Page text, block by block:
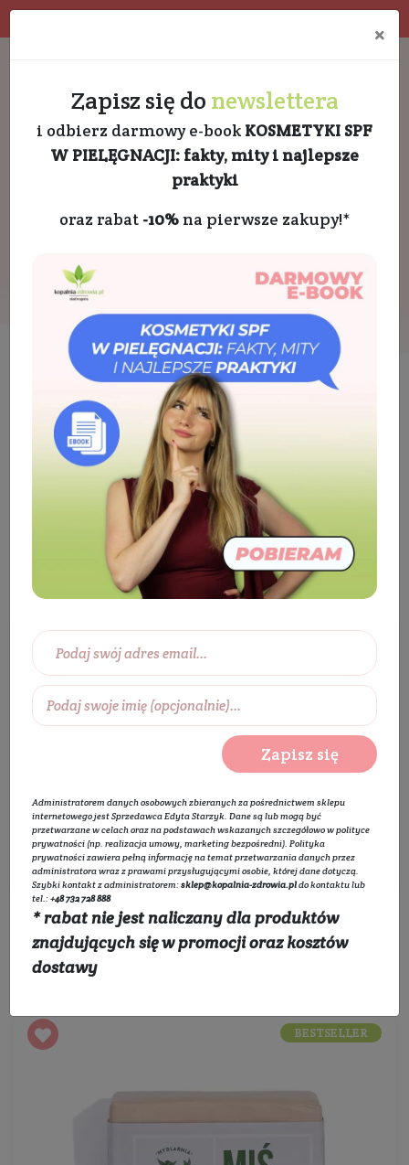
Kosmetyki Mama i dzieci
dzieci i niemowląt
Mydło dla dzieci
Mydło dla dzieci
Wybierz zakres cen:
0 zł 450 zł
Wybierz producentów:
Filtruj
Sortowanie:
BESTSELLER
×
Zapisz się do newslettera
i odbierz darmowy e-book KOSMETYKI SPF
W PIELĘGNACJI: fakty, mity i najlepsze
praktyki
oraz rabat -10%na pierwsze zakupy!*
Zapisz się
Administratorem danych osobowych zbieranych za pośrednictwem sklepu
internetowego jest Sprzedawca Edyta Starzyk. Dane są lub mogą być
przetwarzane w celach oraz na podstawach wskazanych szczegółowo wpolityce
prywatności (np. realizacja umowy, marketing bezpośredni). Polityka
prywatnościzawiera pełną informację na temat przetwarzania danych przez
administratora wraz z prawami przysługującymi osobie, której dane dotyczą.
Szybki kontakt z administratorem:sklep@kopalnia-zdrowia.pldo kontaktu lub
tel.:+48 732 728 888
* rabat nie jest naliczany dla produktów
znajdujących się w promocji oraz kosztów
dostawy